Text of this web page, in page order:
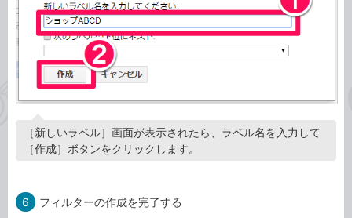
［新しいラベル］画面が表示されたら、ラベル名を入力して
［作成］ボタンをクリックします。
6 フィルターの作成を完了する